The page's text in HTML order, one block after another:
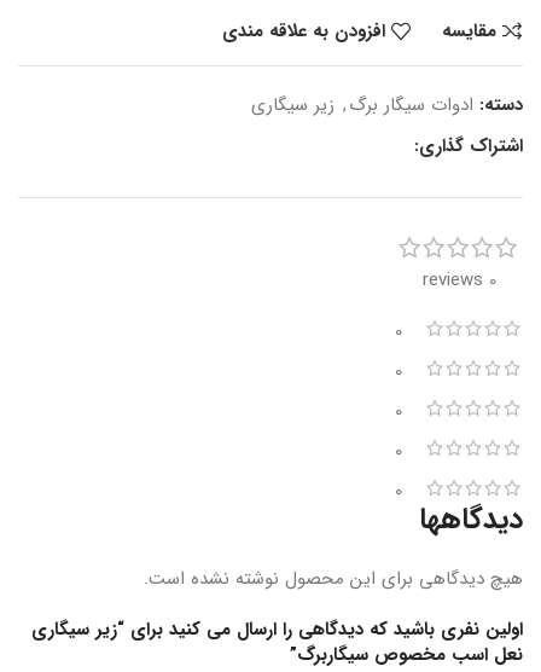
مقایسه
افزودن به علاقه مندی
دسته: ادوات سیگار برگ, زیر سیگاری
اشتراک گذاری:
0 reviews
0
0
0
0
0
دیدگاهها
هیچ دیدگاهی برای این محصول نوشته نشده است.
اولین نفری باشید که دیدگاهی را ارسال می کنید برای “زیر سیگاری
نعل اسب مخصوص سیگاربرگ”